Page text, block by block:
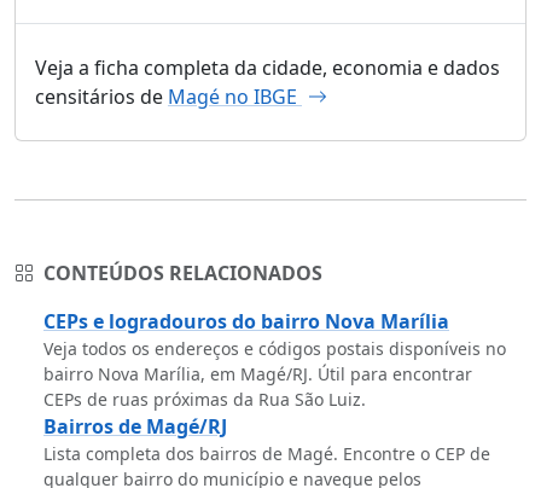
Veja a ficha completa da cidade, economia e dados
censitários de Magé no IBGE
CONTEÚDOS RELACIONADOS
CEPs e logradouros do bairro Nova Marília
Veja todos os endereços e códigos postais disponíveis no
bairro Nova Marília, em Magé/RJ. Útil para encontrar
CEPs de ruas próximas da Rua São Luiz.
Bairros de Magé/RJ
Lista completa dos bairros de Magé. Encontre o CEP de
qualquer bairro do município e navegue pelos